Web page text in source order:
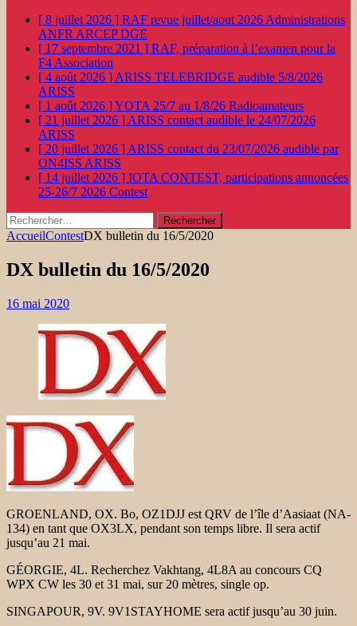
[ 8 juillet 2026 ] RAF revue juillet/aout 2026 Administrations
ANFR ARCEP DGE
[ 17 septembre 2021 ] RAF, préparation à l’examen pour la
F4 Association
[ 4 août 2026 ] ARISS TELEBRIDGE audible 5/8/2026
ARISS
[ 1 août 2026 ]YOTA 25/7 au 1/8/26 Radioamateurs
[ 21 juillet 2026 ] ARISS contact audible le 24/07/2026
ARISS
[ 20 juillet 2026 ] ARISS contact du 23/07/2026 audible par
ON4ISS ARISS
[ 14 juillet 2026 ] IOTA CONTEST, participations annoncées
25-26/7 2026 Contest
Rechercher :
AccueilContestDX bulletin du 16/5/2020
DX bulletin du 16/5/2020
16 mai 2020
GROENLAND, OX. Bo, OZ1DJJ est QRV de l’île d’Aasiaat (NA-
134) en tant que OX3LX, pendant son temps libre. Il sera actif
jusqu’au 21 mai.
GÉORGIE, 4L. Recherchez Vakhtang, 4L8A au concours CQ
WPX CW les 30 et 31 mai, sur 20 mètres, single op.
SINGAPOUR, 9V. 9V1STAYHOME sera actif jusqu’au 30 juin.